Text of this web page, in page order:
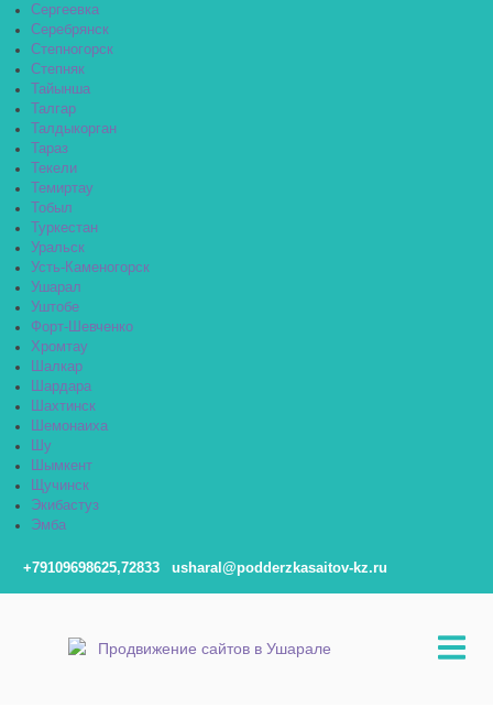
Сергеевка
Серебрянск
Степногорск
Степняк
Тайынша
Талгар
Талдыкорган
Тараз
Текели
Темиртау
Тобыл
Туркестан
Уральск
Усть-Каменогорск
Ушарал
Уштобе
Форт-Шевченко
Хромтау
Шалкар
Шардара
Шахтинск
Шемонаиха
Шу
Шымкент
Щучинск
Экибастуз
Эмба
+79109698625,72833 usharal@podderzkasaitov-kz.ru